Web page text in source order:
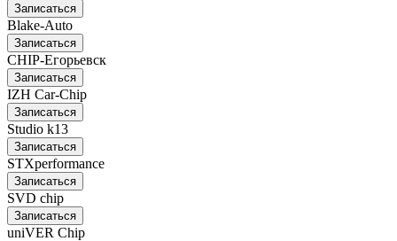
Записаться
Blake-Auto
Записаться
CHIP-Егорьевск
Записаться
IZH Car-Chip
Записаться
Studio k13
Записаться
STXperformance
Записаться
SVD chip
Записаться
uniVER Chip